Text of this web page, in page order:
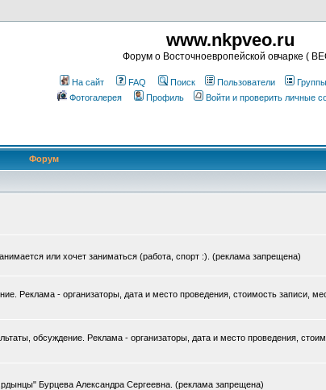
www.nkpveo.ru
Форум о Восточноевропейской овчарке (
На сайт FAQ Поиск Пользователи Группы
Фотогалерея
Профиль Войти и проверить личные
Форум
или хочет заниматься (работа, спорт :). (реклама запрещена)
Реклама - организаторы, дата и место проведения, стоимость записи,
обсуждение. Реклама - организаторы, дата и место проведения,
Бурцева Александра Сергеевна. (реклама запрещена)